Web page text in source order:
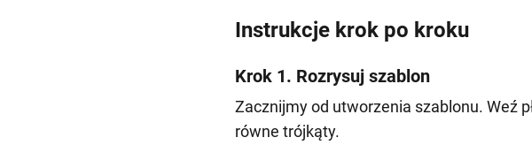
Instrukcje krok po kroku
Krok 1. Rozrysuj szablon
Zacznijmy od utworzenia szablonu. Weź
równe trójkąty.